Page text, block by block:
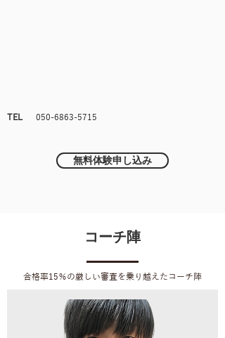
TEL 050-6863-5715
無料体験申し込み
コーチ陣
​合格率15％の厳しい審査を乗り越えた コーチ陣